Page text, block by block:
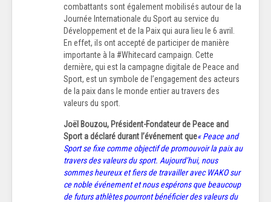
combattants sont également mobilisés autour de la
Journée Internationale du Sport au service du
Développement et de la Paix qui aura lieu le 6 avril.
En effet, ils ont accepté de participer de manière
importante à la #Whitecard campaign. Cette
dernière, qui est la campagne digitale de Peace and
Sport, est un symbole de l’engagement des acteurs
de la paix dans le monde entier au travers des
valeurs du sport.
Joël Bouzou, Président-Fondateur de Peace and
Sport a déclaré durant l’événement que« Peace and
Sport se fixe comme objectif de promouvoir la paix au
travers des valeurs du sport. Aujourd’hui, nous
sommes heureux et fiers de travailler avec WAKO sur
ce noble événement et nous espérons que beaucoup
de futurs athlètes pourront bénéficier des valeurs du